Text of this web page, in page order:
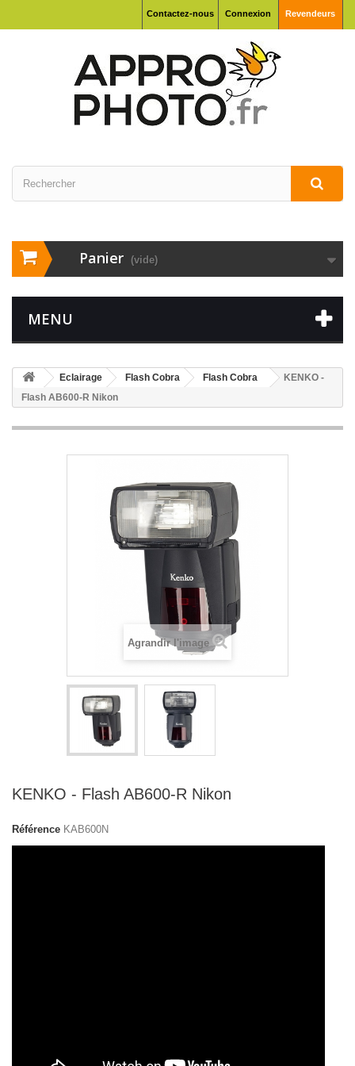
Connexion Revendeurs
Contactez-nous
Panier (vide)
MENU
Eclairage Flash Cobra Flash Cobra
KENKO -
Flash AB600-R Nikon
Agrandir l'image
KENKO - Flash AB600-R Nikon
Référence KAB600N